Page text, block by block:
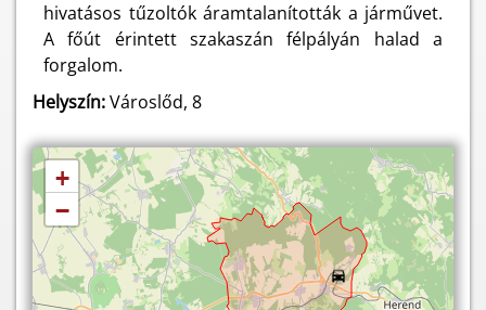
hivatásos tűzoltók áramtalanították a járművet.
A főút érintett szakaszán félpályán halad a
forgalom.
Helyszín:Városlőd, 8
+
−